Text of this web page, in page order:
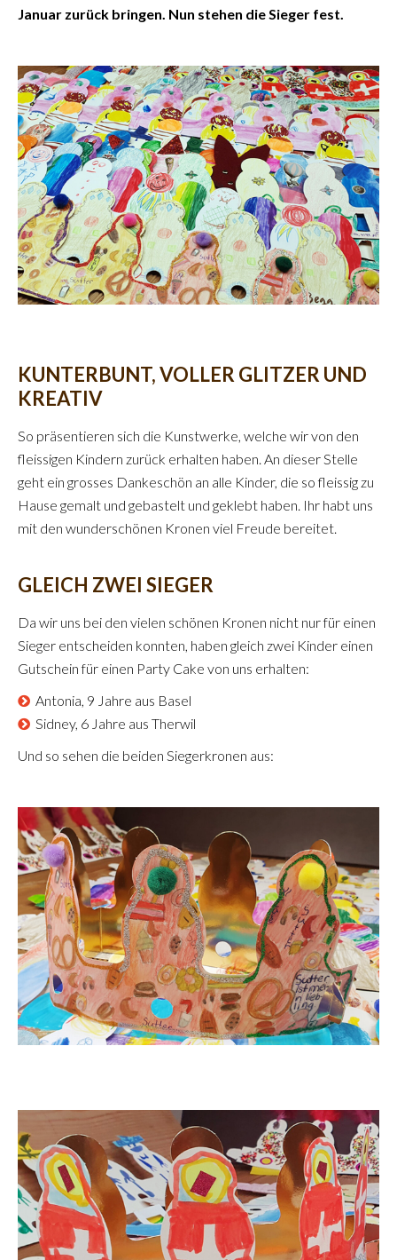
Januar zurück bringen. Nun stehen die Sieger fest.
KUNTERBUNT, VOLLER GLITZER UND
KREATIV
So präsentieren sich die Kunstwerke, welche wir von den
fleissigen Kindern zurück erhalten haben. An dieser Stelle
geht ein grosses Dankeschön an alle Kinder, die so fleissig zu
Hause gemalt und gebastelt und geklebt haben. Ihr habt uns
mit den wunderschönen Kronen viel Freude bereitet.
GLEICH ZWEI SIEGER
Da wir uns bei den vielen schönen Kronen nicht nur für einen
Sieger entscheiden konnten, haben gleich zwei Kinder einen
Gutschein für einen Party Cake von uns erhalten:
Antonia, 9 Jahre aus Basel
Sidney, 6 Jahre aus Therwil
Und so sehen die beiden Siegerkronen aus: